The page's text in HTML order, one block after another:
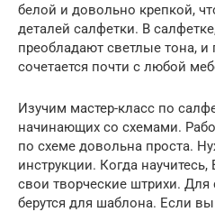
белой и довольно крепкой,
деталей салфетки. В
преобладают светлые тона,
сочетается почти с любой
Изучим мастер-класс по
начинающих со схемами.
по схеме довольна проста.
инструкции. Когда
свои творческие штрихи. Для
берутся для шаблона. Если